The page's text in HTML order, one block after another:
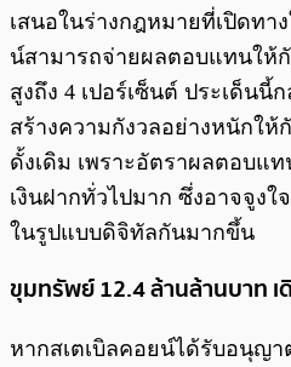
เสนอในร่างกฎหมายที่เปิดทา
น์สามารถจ่ายผลตอบแทนให้
สูงถึง 4 เปอร์เซ็นต์ ประเด็นนี้
สร้างความกังวลอย่างหนักใ
ดั้งเดิม เพราะอัตราผลตอบแ
เงินฝากทั่วไปมาก ซึ่งอาจจูงใ
ในรูปแบบดิจิทัลกันมากขึ้น
ขุมทรัพย์ 12.4 ล้านล้านบาท
หากสเตเบิลคอยน์ได้รับอนุญ